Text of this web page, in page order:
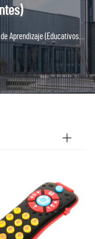
(Educativos/Inteligentes)